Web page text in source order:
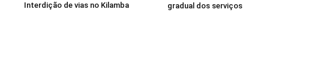
Interdição de vias no Kilamba
gradual dos serviços